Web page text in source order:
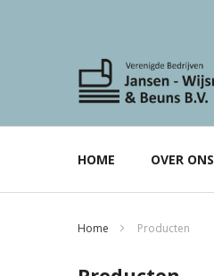
HOME OVER ONS
Home Producten